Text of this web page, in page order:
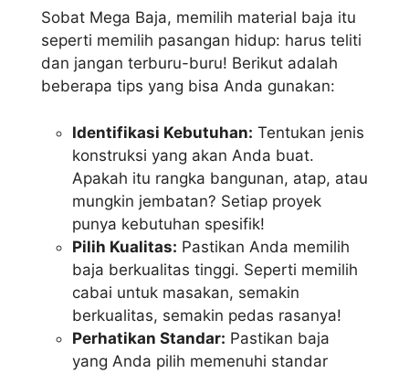
Sobat Mega Baja, memilih material baja itu
seperti memilih pasangan hidup: harus teliti
dan jangan terburu-buru! Berikut adalah
beberapa tips yang bisa Anda gunakan:
Identifikasi Kebutuhan: Tentukan jenis
konstruksi yang akan Anda buat.
Apakah itu rangka bangunan, atap, atau
mungkin jembatan? Setiap proyek
punya kebutuhan spesifik!
Pilih Kualitas: Pastikan Anda memilih
baja berkualitas tinggi. Seperti memilih
cabai untuk masakan, semakin
berkualitas, semakin pedas rasanya!
Perhatikan Standar: Pastikan baja
yang Anda pilih memenuhi standar